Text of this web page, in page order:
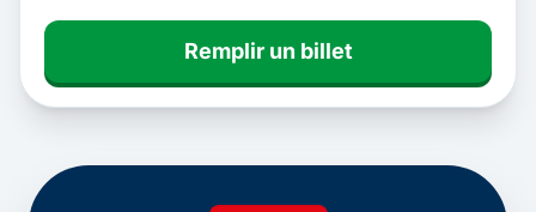
Remplir un billet